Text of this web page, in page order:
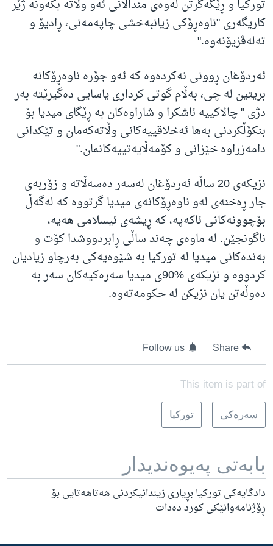
تورکیا و ڕێگەگرتن لەوەی منداڵانی ئەو وڵاتە بکەونە ژێر
کاریگەری "ناوەڕۆکی زیانبەخشی چاپەمەنی، ڕادیۆ و
تەلەڤزیۆنەوە."
ئەردۆغان ڕوونی نەکردەوە کە ئەو جۆرە ناوەڕۆکانە
بریتین لە چی، بەڵام گوتی کرداری یاسایی دەگیرێتە بەر
دژی " چالاکییە ئاشکرا و شاراوەکان بە ڕێگای میدیا بۆ
بنکۆڵکردنی بەها ئەخلاقییەکانی وڵاتەکەمان و تێکدانی
دامەزراوە خێزانی و کۆمەڵایەتییەکانمان."
نزیکەی 20 ساڵە ئەردۆغان لەسەر دەسەڵاتە و زۆربەی
جار ڕەخنەی لەو ناوەڕۆکانەی میدیا گرتووە کە لەگەڵ
بۆچوونەکانی ئاکەپە، کە ڕیشەی ئیسلامی هەیە،
ناگونجێن. لە ماوەی چەند ساڵی ڕابردووشدا کۆت و
بەندەکانی میدیا لە تورکیا بە شێوەیەکی بەرچاو زیادیان
کردووە و نزیکەی %90ی میدیا سەرەکیەکان سەر بە
دەوڵەتن یان نزیکن لە حکومەتەوە.
Share
Follow us
This item is part of
سه‌ره‌کی تورکیا
بابه‌تی په‌یوه‌ندیدار
دادگایەکی تورکیا بڕیاری زیندانیکردنی هەتاهەتایی بۆ
ڕۆژنامەوانێکی کورد دەدات